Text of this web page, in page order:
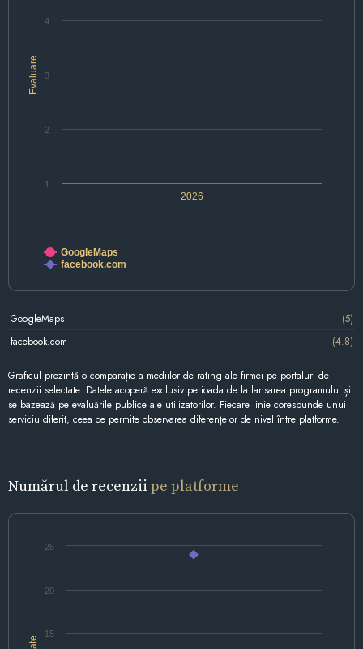
Evaluare
2026
1
2
3
4
GoogleMaps
facebook.com
GoogleMaps
(5)
facebook.com
(4.8)
Graficul prezintă o comparație a mediilor de rating ale firmei pe portaluri de
recenzii selectate. Datele acoperă exclusiv perioada de la lansarea programului și
se bazează pe evaluările publice ale utilizatorilor. Fiecare linie corespunde unui
serviciu diferit, ceea ce permite observarea diferențelor de nivel între platforme.
Numărul de recenzii pe platforme
15
20
25